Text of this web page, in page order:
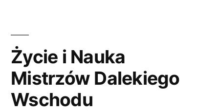
Życie i Nauka
Mistrzów Dalekiego
Wschodu